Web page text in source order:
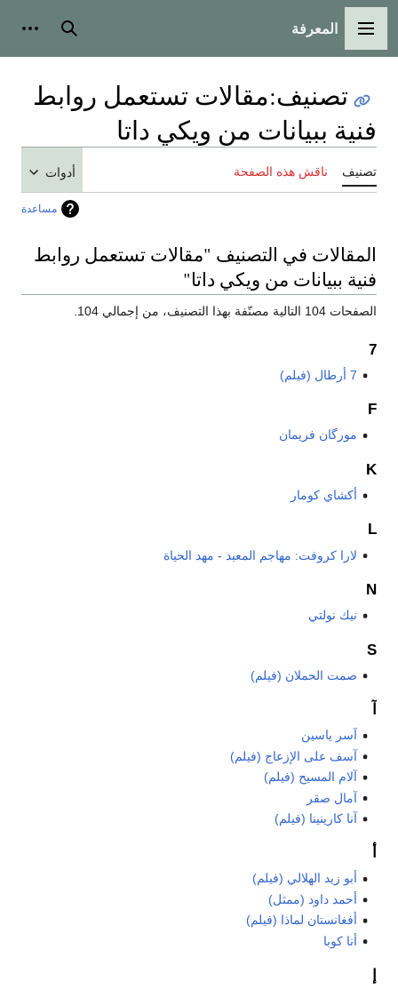
القائمة الرئيسية
المعرفة بحث
تصنيف:مقالات تستعمل روابط
فنية ببيانات من ويكي داتا
تصنيف ناقش هذه الصفحة أدوات
مساعدة
المقالات في التصنيف "مقالات تستعمل روابط
فنية ببيانات من ويكي داتا"
الصفحات 104 التالية مصنّفة بهذا التصنيف، من إجمالي 104.
7
7 أرطال (فيلم)
F
مورگان فريمان
K
أكشاي كومار
L
لارا كروفت: مهاجم المعبد - مهد الحياة
N
نيك نولتي
S
صمت الحملان (فيلم)
آسر ياسين
آسف على الإزعاج (فيلم)
آلام المسيح (فيلم)
آمال صقر
آنا كارينينا (فيلم)
أبو زيد الهلالي (فيلم)
أحمد داود (ممثل)
أفغانستان لماذا (فيلم)
أنا كوبا
إ